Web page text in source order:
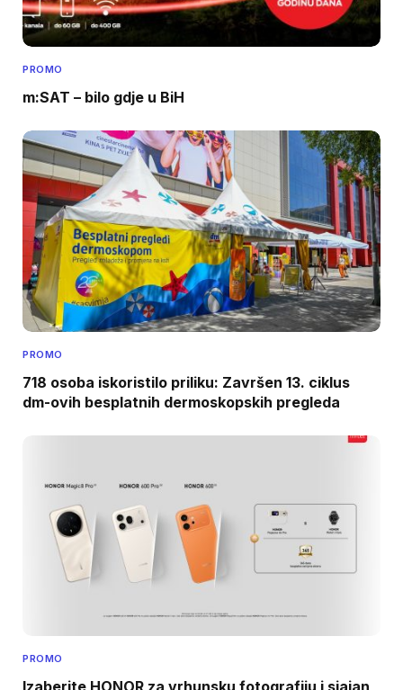
PROMO
m:SAT – bilo gdje u BiH
PROMO
718 osoba iskoristilo priliku: Završen 13. ciklus
dm-ovih besplatnih dermoskopskih pregleda
PROMO